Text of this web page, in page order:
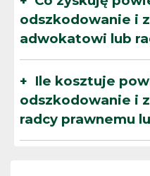
odszkodowanie i
adwokatowi lub
Ile kosztuje
odszkodowanie i
radcy prawnemu